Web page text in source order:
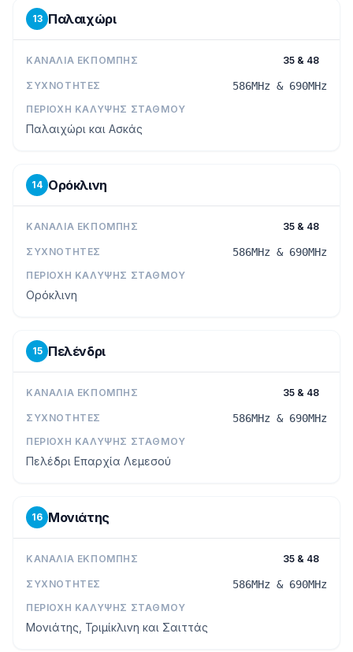
13 Παλαιχώρι
ΚΑΝΆΛΙΑ ΕΚΠΟΜΠΉΣ 35 & 48
ΣΥΧΝΌΤΗΤΕΣ 586MHz & 690MHz
ΠΕΡΙΟΧΉ ΚΆΛΥΨΗΣ ΣΤΑΘΜΟΎ
Παλαιχώρι και Ασκάς
14 Ορόκλινη
ΚΑΝΆΛΙΑ ΕΚΠΟΜΠΉΣ 35 & 48
ΣΥΧΝΌΤΗΤΕΣ 586MHz & 690MHz
ΠΕΡΙΟΧΉ ΚΆΛΥΨΗΣ ΣΤΑΘΜΟΎ
Ορόκλινη
15 Πελένδρι
ΚΑΝΆΛΙΑ ΕΚΠΟΜΠΉΣ 35 & 48
ΣΥΧΝΌΤΗΤΕΣ 586MHz & 690MHz
ΠΕΡΙΟΧΉ ΚΆΛΥΨΗΣ ΣΤΑΘΜΟΎ
Πελέδρι Επαρχία Λεμεσού
16 Μονιάτης
ΚΑΝΆΛΙΑ ΕΚΠΟΜΠΉΣ 35 & 48
ΣΥΧΝΌΤΗΤΕΣ 586MHz & 690MHz
ΠΕΡΙΟΧΉ ΚΆΛΥΨΗΣ ΣΤΑΘΜΟΎ
Μονιάτης, Τριμίκλινη και Σαιττάς